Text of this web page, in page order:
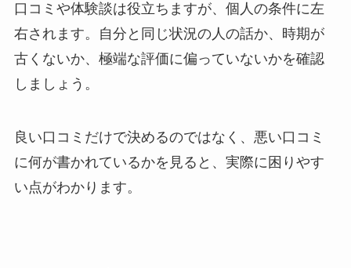
口コミや体験談は役立ちますが、個人の条件に左
右されます。自分と同じ状況の人の話か、時期が
古くないか、極端な評価に偏っていないかを確認
しましょう。
良い口コミだけで決めるのではなく、悪い口コミ
に何が書かれているかを見ると、実際に困りやす
い点がわかります。